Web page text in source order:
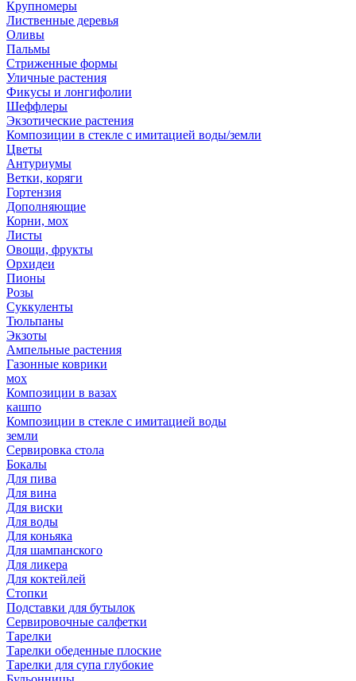
Крупномеры
Лиственные деревья
Оливы
Пальмы
Стриженные формы
Уличные растения
Фикусы и лонгифолии
Шеффлеры
Экзотические растения
Композиции в стекле с имитацией воды/земли
Цветы
Антуриумы
Ветки, коряги
Гортензия
Дополняющие
Корни, мох
Листы
Овощи, фрукты
Орхидеи
Пионы
Розы
Суккуленты
Тюльпаны
Экзоты
Ампельные растения
Газонные коврики
мох
Композиции в вазах
кашпо
Композиции в стекле с имитацией воды
земли
Сервировка стола
Бокалы
Для пива
Для вина
Для виски
Для воды
Для коньяка
Для шампанского
Для ликера
Для коктейлей
Стопки
Подставки для бутылок
Сервировочные салфетки
Тарелки
Тарелки обеденные плоские
Тарелки для супа глубокие